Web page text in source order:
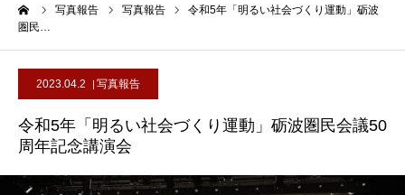
写真報告 写真報告
令和5年「明るい社会づくり運動」砺波
圏民…
2023.04.2 写真報告
令和5年「明るい社会づくり運動」砺波圏民会議50
周年記念講演会